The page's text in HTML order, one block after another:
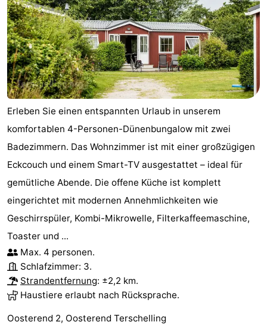
Erleben Sie einen entspannten Urlaub in unserem
komfortablen 4-Personen-Dünenbungalow mit zwei
Badezimmern. Das Wohnzimmer ist mit einer großzügigen
Eckcouch und einem Smart-TV ausgestattet – ideal für
gemütliche Abende. Die offene Küche ist komplett
eingerichtet mit modernen Annehmlichkeiten wie
Geschirrspüler, Kombi-Mikrowelle, Filterkaffeemaschine,
Toaster und ...
Max. 4 personen.
Schlafzimmer: 3.
Strandentfernung: ±2,2 km.
Haustiere erlaubt nach Rücksprache.
Oosterend 2, Oosterend Terschelling